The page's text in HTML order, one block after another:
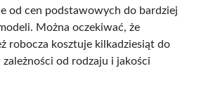
od cen podstawowych do bardziej
Można oczekiwać, że
robocza kosztuje kilkadziesiąt do
od rodzaju i jakości